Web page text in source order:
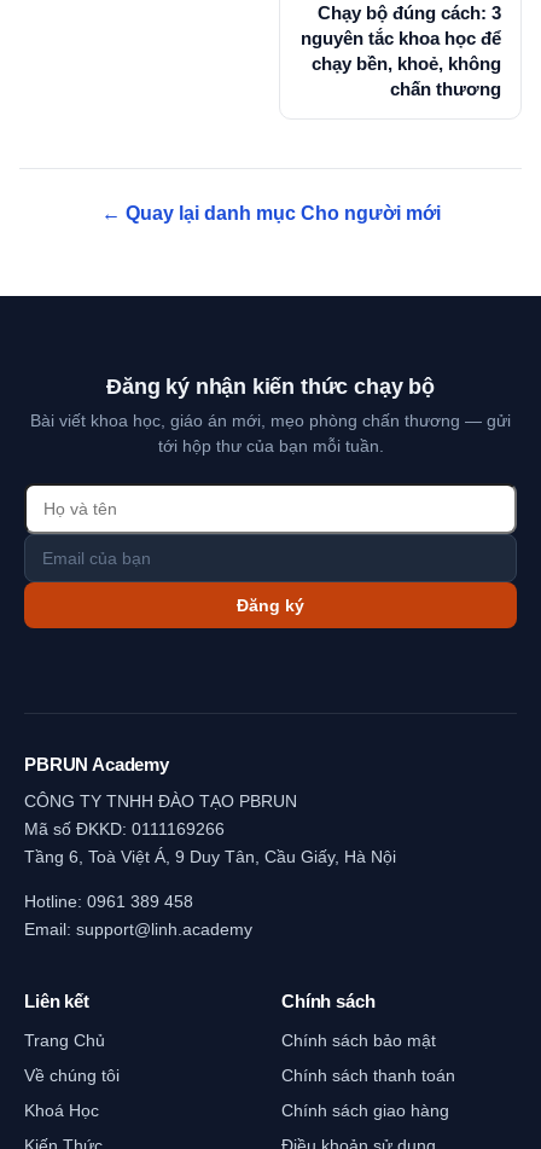
Chạy bộ đúng cách: 3
nguyên tắc khoa học để
chạy bền, khoẻ, không
chấn thương
← Quay lại danh mục Cho người mới
Đăng ký nhận kiến thức chạy bộ
Bài viết khoa học, giáo án mới, mẹo phòng chấn thương — gửi
tới hộp thư của bạn mỗi tuần.
Đăng ký
PBRUN Academy
CÔNG TY TNHH ĐÀO TẠO PBRUN
Mã số ĐKKD: 0111169266
Tầng 6, Toà Việt Á, 9 Duy Tân, Cầu Giấy, Hà Nội
Hotline: 0961 389 458
Email: support@linh.academy
Liên kết
Trang Chủ
Về chúng tôi
Khoá Học
Kiến Thức
Chính sách
Chính sách bảo mật
Chính sách thanh toán
Chính sách giao hàng
Điều khoản sử dụng